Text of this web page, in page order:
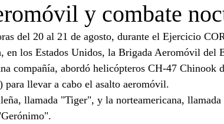
y combate
del 20 al 21 de agosto, durante el Ejercicio
en los Estados Unidos, la Brigada Aeromóvil del
compañía, abordó helicópteros CH-47 Chinook
llevar a cabo el asalto aeromóvil.
llamada "Tiger", y la norteamericana,